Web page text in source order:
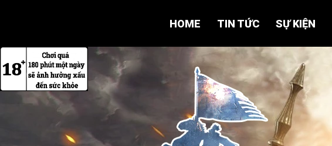
HOME TIN TỨC SỰ KIỆN